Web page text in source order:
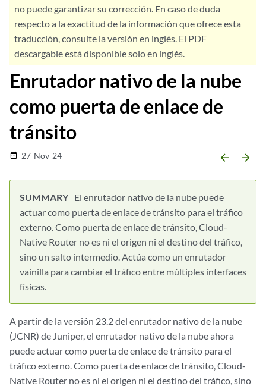
no puede garantizar su corrección. En caso de duda
respecto a la exactitud de la información que ofrece esta
traducción, consulte la versión en inglés. El PDF
descargable está disponible solo en inglés.
Enrutador nativo de la nube
como puerta de enlace de
tránsito
date_range 27-Nov-24 arrow_backward arrow_forward
El enrutador nativo de la nube puede
actuar como puerta de enlace de tránsito para el tráfico
externo. Como puerta de enlace de tránsito, Cloud-
Native Router no es ni el origen ni el destino del tráfico,
sino un salto intermedio. Actúa como un enrutador
vainilla para cambiar el tráfico entre múltiples interfaces
físicas.
A partir de la versión 23.2 del enrutador nativo de la nube
(JCNR) de Juniper, el enrutador nativo de la nube ahora
puede actuar como puerta de enlace de tránsito para el
tráfico externo. Como puerta de enlace de tránsito, Cloud-
Native Router no es ni el origen ni el destino del tráfico, sino